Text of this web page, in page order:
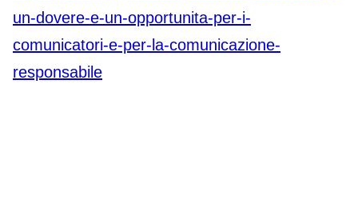
un-dovere-e-un-opportunita-per-i-
comunicatori-e-per-la-comunicazione-
responsabile